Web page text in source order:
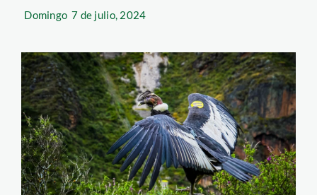
Domingo 7 de julio, 2024